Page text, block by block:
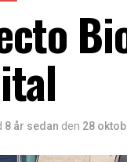
8 år sedan den 28